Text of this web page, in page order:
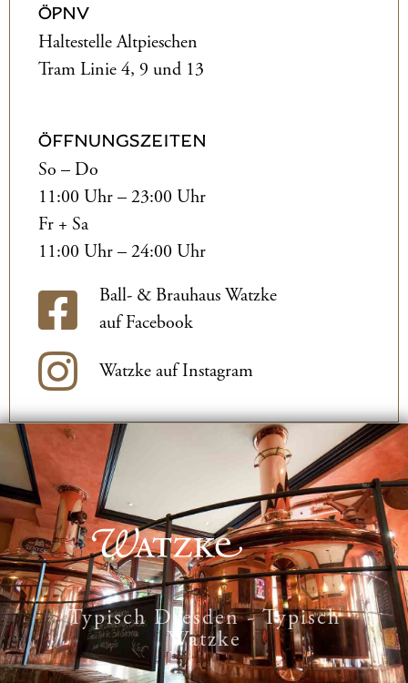
ÖPNV
Haltestelle Altpieschen
Tram Linie 4, 9 und 13
ÖFFNUNGSZEITEN
So – Do
11:00 Uhr – 23:00 Uhr
Fr + Sa
11:00 Uhr – 24:00 Uhr
Ball- & Brauhaus Watzke
auf Facebook
Watzke auf Instagram
Typisch Dresden - Typisch
Watzke